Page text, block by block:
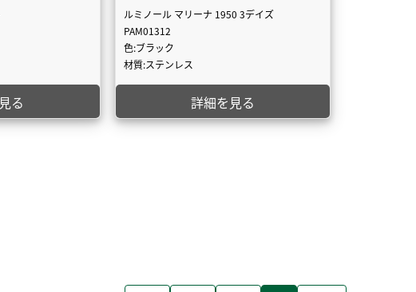
る
ルミノール マリーナ 1950 3デイズ
PAM01312
色:ブラック
材質:ステンレス
詳細を見る